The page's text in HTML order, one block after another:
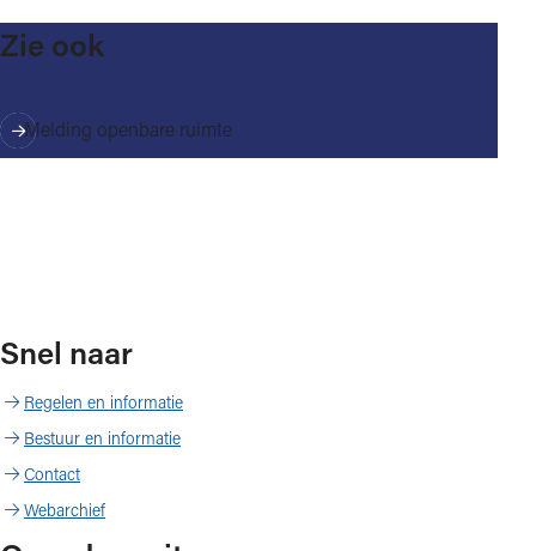
Zie ook
Melding openbare ruimte
Snel naar
Regelen en informatie
Bestuur en informatie
Contact
Webarchief